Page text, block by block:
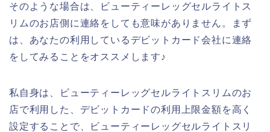
そのような場合は、ビューティーレッグセルライトス
リムのお店側に連絡をしても意味がありません。まず
は、あなたの利用しているデビットカード会社に連絡
をしてみることをオススメします♪
私自身は、ビューティーレッグセルライトスリムのお
店で利用した、デビットカードの利用上限金額を高く
設定することで、ビューティーレッグセルライトスリ